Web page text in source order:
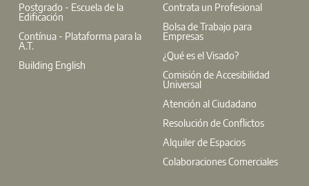
Postgrado - Escuela de la
Edificación
Contínua - Plataforma para la
A.T.
Building English
Contrata un Profesional
Bolsa de Trabajo para
Empresas
¿Qué es el Visado?
Comisión de Accesibilidad
Universal
Atención al Ciudadano
Resolución de Conflictos
Alquiler de Espacios
Colaboraciones Comerciales